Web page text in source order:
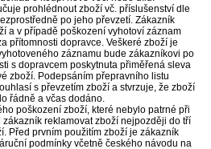
prohlédnout zboží vč. příslušenství dle
po jeho převzetí. Zákazník
a v případě poškození vyhotoví záznam
přítomnosti dopravce. Veškeré zboží je
záznamu bude zákazníkovi po
s dopravcem poskytnuta přiměřená sleva
zboží. Podepsáním přepravního listu
s převzetím zboží a stvrzuje, že zboží
řádně a včas dodáno.
poškození zboží, které nebylo patrné při
reklamovat zboží nejpozději do tří
Před prvním použitím zboží je zákazník
podmínky včetně českého návodu na